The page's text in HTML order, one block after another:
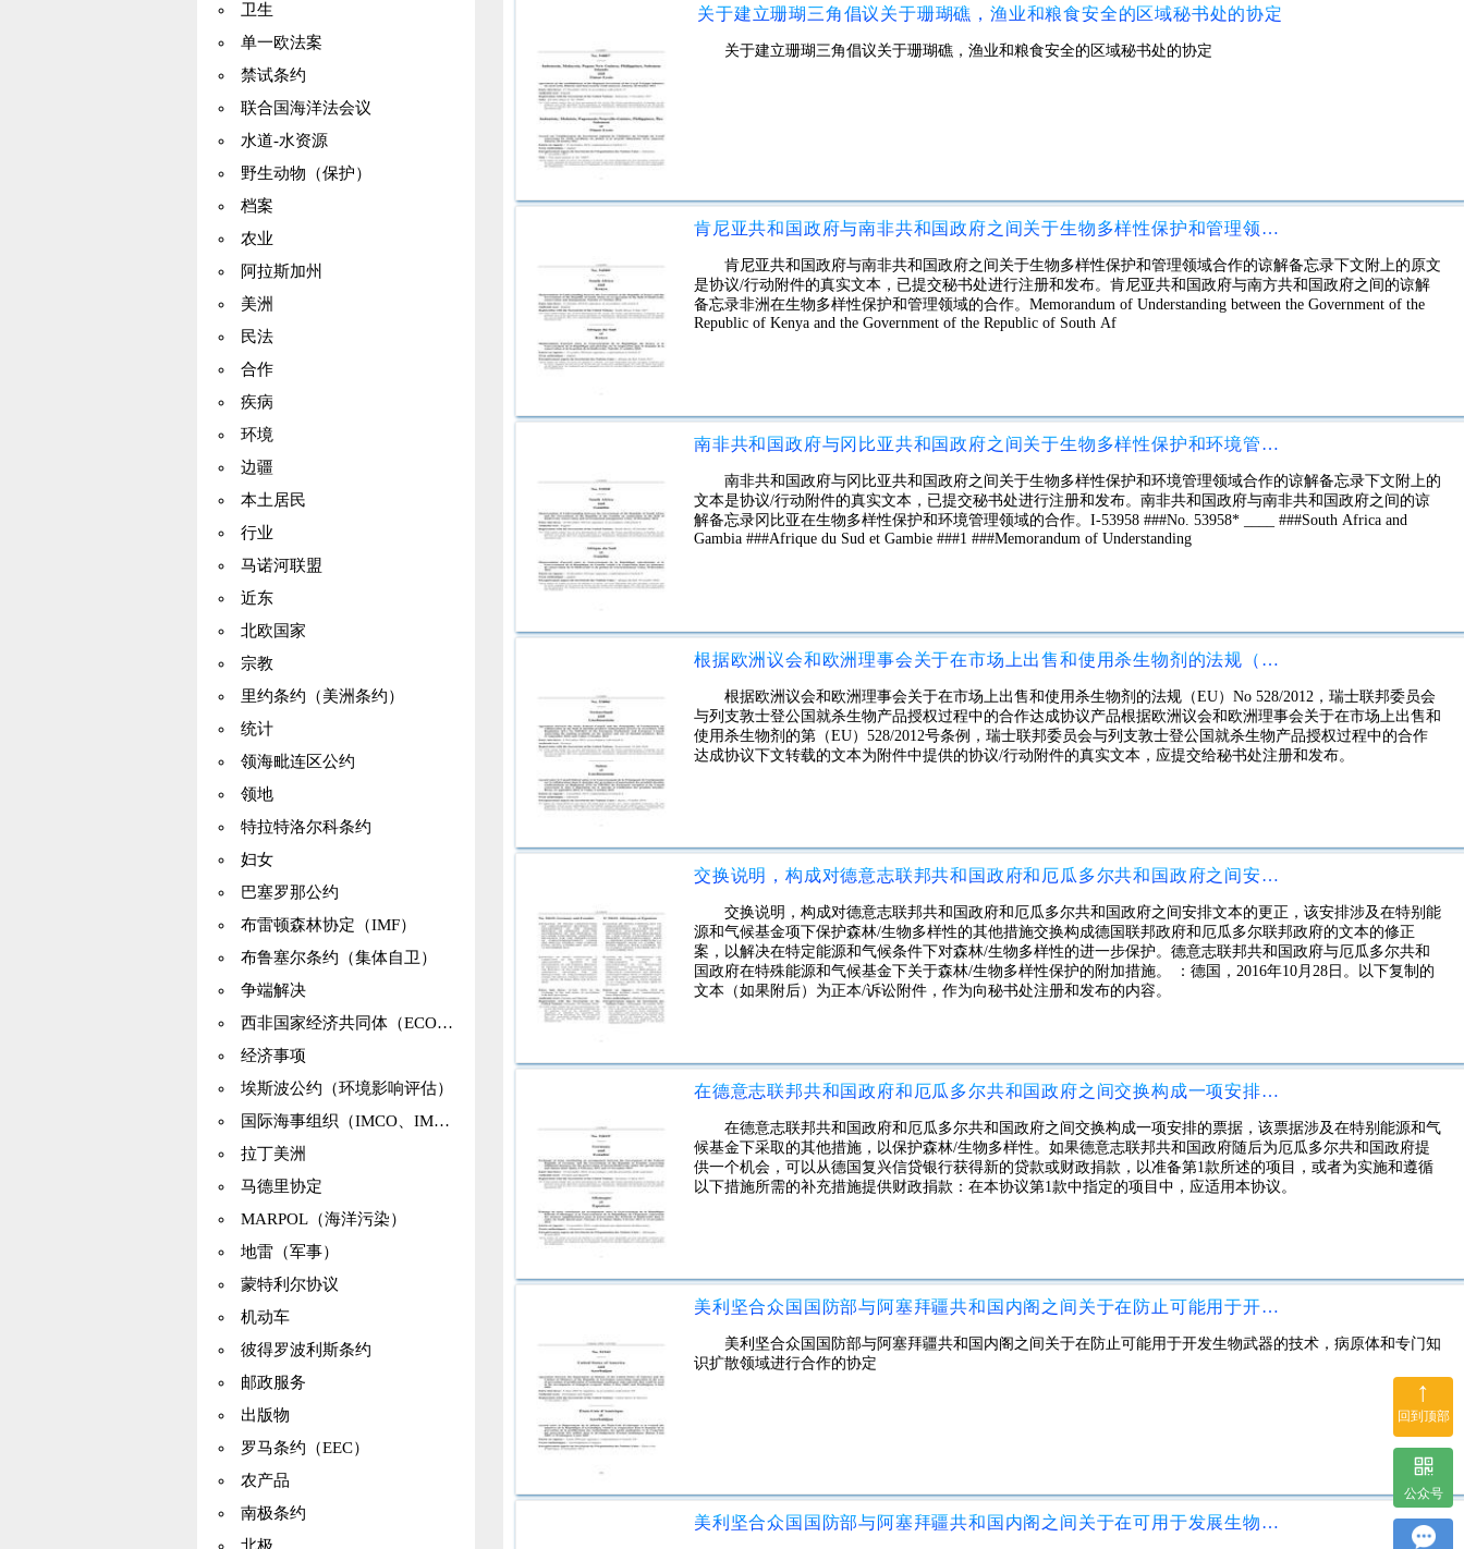
卫生
单一欧法案
禁试条约
联合国海洋法会议
水道-水资源
野生动物（保护）
档案
农业
阿拉斯加州
美洲
民法
合作
疾病
环境
边疆
本土居民
行业
马诺河联盟
近东
北欧国家
宗教
里约条约（美洲条约）
统计
领海毗连区公约
领地
特拉特洛尔科条约
妇女
巴塞罗那公约
布雷顿森林协定（IMF）
布鲁塞尔条约（集体自卫）
争端解决
西非国家经济共同体（ECOWAS）
经济事项
埃斯波公约（环境影响评估）
国际海事组织（IMCO、IMO）
拉丁美洲
马德里协定
MARPOL（海洋污染）
地雷（军事）
蒙特利尔协议
机动车
彼得罗波利斯条约
邮政服务
出版物
罗马条约（EEC）
农产品
南极条约
关于建立珊瑚三角倡议关于珊瑚礁，渔业和粮食安全的区域秘书处的协定
关于建立珊瑚三角倡议关于珊瑚礁，渔业和粮食安全的区域秘书处的协定
肯尼亚共和国政府与南非共和国政府之间关于生物多样性保护和管理领域合作的谅解备忘录
肯尼亚共和国政府与南非共和国政府之间关于生物多样性保护和管理领域合作的谅解备忘录下文附上的原文
是协议/行动附件的真实文本，已提交秘书处进行注册和发布。肯尼亚共和国政府与南方共和国政府之间的谅解
备忘录非洲在生物多样性保护和管理领域的合作。Memorandum of Understanding between the Government of the
Republic of Kenya and the Government of the Republic of South Af
南非共和国政府与冈比亚共和国政府之间关于生物多样性保护和环境管理领域合作的谅解备忘录
南非共和国政府与冈比亚共和国政府之间关于生物多样性保护和环境管理领域合作的谅解备忘录下文附上的
文本是协议/行动附件的真实文本，已提交秘书处进行注册和发布。南非共和国政府与南非共和国政府之间的谅
解备忘录冈比亚在生物多样性保护和环境管理领域的合作。I-53958 ###No. 53958* ____ ###South Africa and
Gambia ###Afrique du Sud et Gambie ###1 ###Memorandum of Understanding
根据欧洲议会和欧洲理事会关于在市场上出售和使用杀生物剂的法规（EU）No 528/2012，瑞士联邦委员会与列支敦士登公国就杀生物产品授权过程中的合作达成协议产品
根据欧洲议会和欧洲理事会关于在市场上出售和使用杀生物剂的法规（EU）No 528/2012，瑞士联邦委员会
与列支敦士登公国就杀生物产品授权过程中的合作达成协议产品根据欧洲议会和欧洲理事会关于在市场上出售和
使用杀生物剂的第（EU）528/2012号条例，瑞士联邦委员会与列支敦士登公国就杀生物产品授权过程中的合作
达成协议下文转载的文本为附件中提供的协议/行动附件的真实文本，应提交给秘书处注册和发布。
交换说明，构成对德意志联邦共和国政府和厄瓜多尔共和国政府之间安排文本的更正，该安排涉及在特别能源和气候基金项下保护森林/生物多样性的其他措施
交换说明，构成对德意志联邦共和国政府和厄瓜多尔共和国政府之间安排文本的更正，该安排涉及在特别能
源和气候基金项下保护森林/生物多样性的其他措施交换构成德国联邦政府和厄瓜多尔联邦政府的文本的修正
案，以解决在特定能源和气候条件下对森林/生物多样性的进一步保护。德意志联邦共和国政府与厄瓜多尔共和
国政府在特殊能源和气候基金下关于森林/生物多样性保护的附加措施。 ：德国，2016年10月28日。以下复制的
文本（如果附后）为正本/诉讼附件，作为向秘书处注册和发布的内容。
在德意志联邦共和国政府和厄瓜多尔共和国政府之间交换构成一项安排的票据，该票据涉及在特别能源和气候基金下采取的其他措施，以保护森林/生物多样性。
在德意志联邦共和国政府和厄瓜多尔共和国政府之间交换构成一项安排的票据，该票据涉及在特别能源和气
候基金下采取的其他措施，以保护森林/生物多样性。如果德意志联邦共和国政府随后为厄瓜多尔共和国政府提
供一个机会，可以从德国复兴信贷银行获得新的贷款或财政捐款，以准备第1款所述的项目，或者为实施和遵循
以下措施所需的补充措施提供财政捐款：在本协议第1款中指定的项目中，应适用本协议。
美利坚合众国国防部与阿塞拜疆共和国内阁之间关于在防止可能用于开发生物武器的技术，病原体和专门知识扩散领域进行合作的协定
美利坚合众国国防部与阿塞拜疆共和国内阁之间关于在防止可能用于开发生物武器的技术，病原体和专门知
识扩散领域进行合作的协定
美利坚合众国国防部与阿塞拜疆共和国内阁之间关于在可用于发展生物武器的技术，病原体和专门知识的预防领域进行合作的协定的修正案
↑
回到顶部
公众号